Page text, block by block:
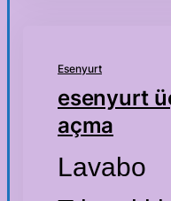
Esenyurt
esenyurt
açma
Lavabo